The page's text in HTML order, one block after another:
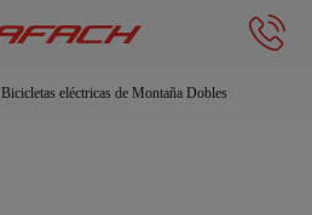
Bicicletas eléctricas de Montaña Dobles